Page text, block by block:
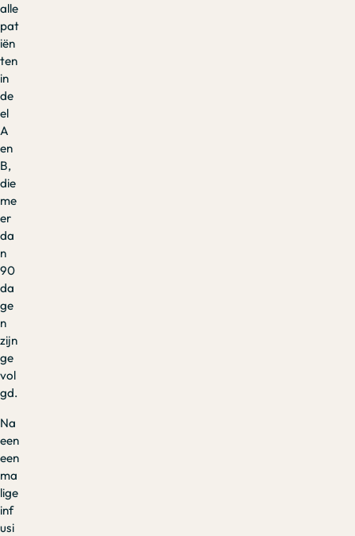
alle
pat
iën
ten
in
de
el
A
en
B,
die
me
er
da
n
90
da
ge
n
zijn
ge
vol
gd.
Na
een
een
ma
lige
inf
usi